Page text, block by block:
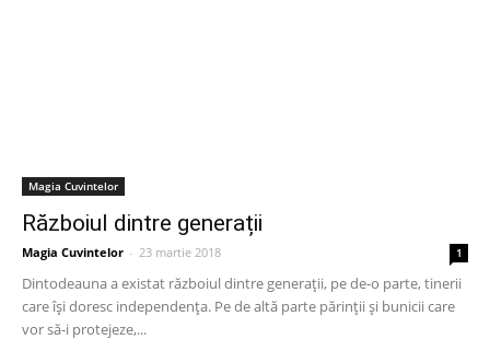
Magia Cuvintelor
Războiul dintre generații
Magia Cuvintelor - 23 martie 2018 1
Dintodeauna a existat războiul dintre generații, pe de-o parte, tinerii
care își doresc independenţa. Pe de altă parte părinţii și bunicii care
vor să-i protejeze,...